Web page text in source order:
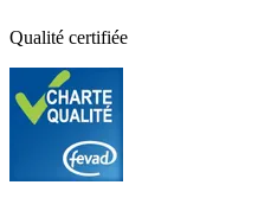
Qualité certifiée